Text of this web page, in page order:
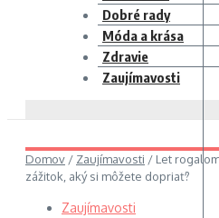
Dobré rady
Móda a krása
Zdravie
Zaujímavosti
Domov / Zaujímavosti / Let
zážitok, aký si môžete dopriať?
Zaujímavosti